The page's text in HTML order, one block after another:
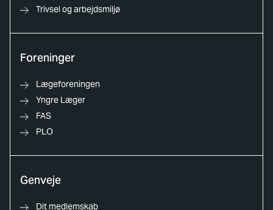
Trivsel og arbejdsmiljø
Foreninger
Lægeforeningen
Yngre Læger
FAS
PLO
Genveje
Dit medlemskab